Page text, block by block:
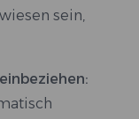
sein,